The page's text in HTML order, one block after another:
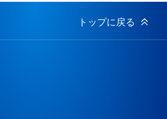
トップに戻る